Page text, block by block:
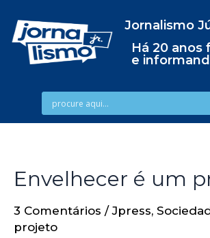
Jornalismo
Há 20 anos
e
Envelhecer é um
3 Comentários /Jpress,
projeto